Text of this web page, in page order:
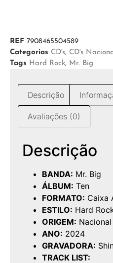
REF 7908465504589
Categorias CD's, CD's
Tags Hard Rock, Mr. Big
Descrição
Avaliações (0)
Descrição
BANDA: Mr. Big
ÁLBUM: Ten
FORMATO: Caixa
ESTILO: Hard
ORIGEM: Nacional
ANO: 2024
GRAVADORA:
TRACK LIST: